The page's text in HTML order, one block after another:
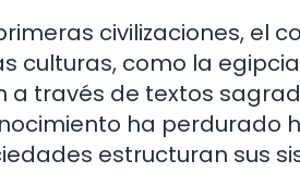
civilizaciones, el
culturas, como la
través de textos
ha perdurado
estructuran sus